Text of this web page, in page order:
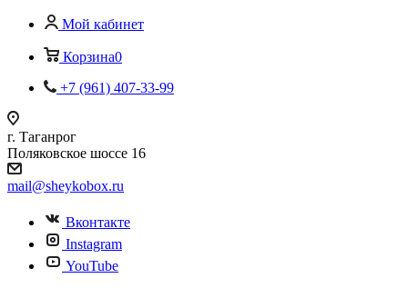
Мой кабинет
Корзина0
+7 (961) 407-33-99
г. Таганрог
Поляковское шоссе 16
mail@sheykobox.ru
Вконтакте
Instagram
YouTube